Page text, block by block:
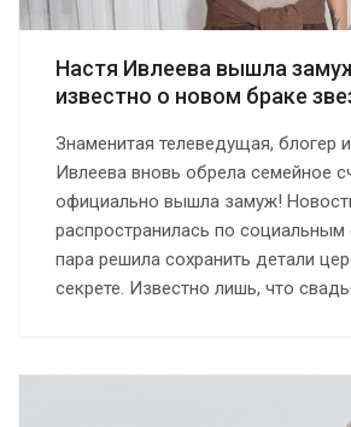
Настя Ивлеева вышла
известно о новом браке
Знаменитая телеведущая, блогер
Ивлеева вновь обрела семейное
официально вышла замуж!
распространилась по социальным
пара решила сохранить детали
секрете. Известно лишь, что